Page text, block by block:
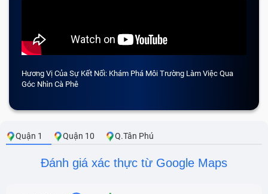
Hương Vị Của Sự Kết Nối: Khám Phá Môi Trường Làm Việc Qua
Góc Nhìn Cà Phê
Quận 1 Quận 10 Q.Tân Phú
Đánh giá xác thực từ Google Maps